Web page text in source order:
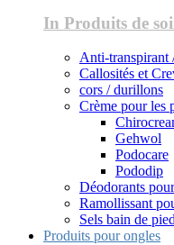
In Produits de
Anti-transpirant
Callosités et
cors / durillons
Crème pour les
Gehwol
Podocare
Pododip
Déodorants
Ramollissant
Sels bain de
Produits pour ongles